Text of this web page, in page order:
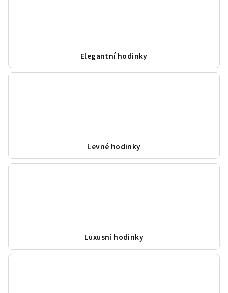
Elegantní hodinky
Levné hodinky
Luxusní hodinky